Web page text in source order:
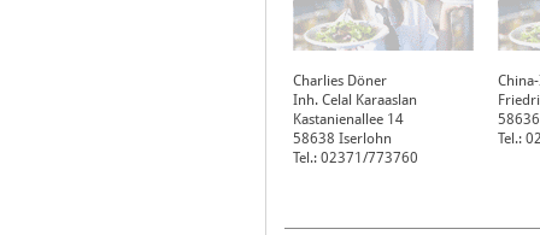
Charlies Döner
Inh. Celal Karaaslan
Kastanienallee 14
58638 Iserlohn
Tel.: 02371/773760
58636
Tel.: